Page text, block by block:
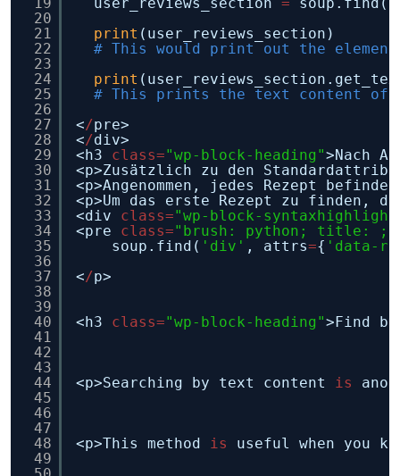
19
20
21
22
23
24
25
26
27
28
29
30
31
32
33
34
35
36
37
38
39
40
41
42
43
44
45
46
47
48
49
user_reviews_section = soup.find(
print (user_reviews_section)
# This would print out the
print
# This prints the text content of
</pre>
</div>
<h3 class="wp-block-heading">Nach
<p>Zusätzlich zu den
<p>Angenommen, jedes Rezept
<p>Um das erste Rezept zu finden,
<div class="wp-block-
<pre class="brush: python; title: ;
soup.find( 'div' , attrs={ 'data-
</p>
<h3 class="wp-block-heading">Find
<p>Searching by text content is
<p>This method is useful when you